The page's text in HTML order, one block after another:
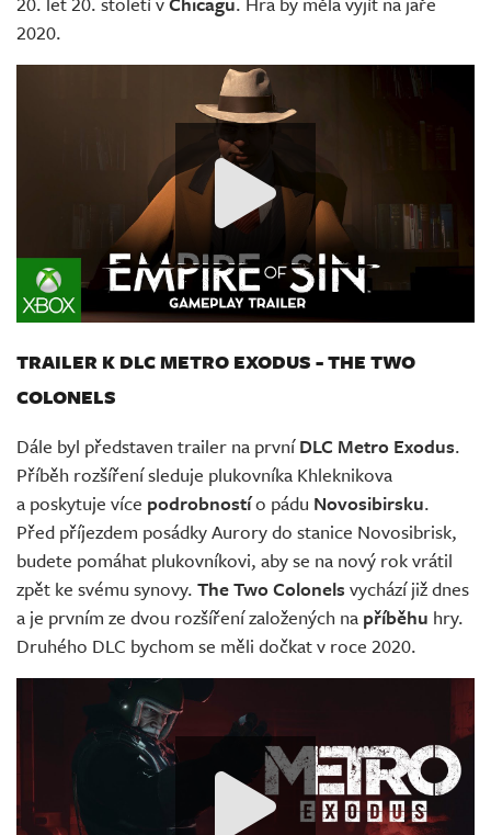
2020.
TRAILER K DLC METRO EXODUS - THE TWO
COLONELS
Dále byl představen trailer na prvníDLC Metro Exodus.
Příběh rozšíření sleduje plukovníka Khleknikova
a poskytuje více podrobnostío pádu Novosibirsku.
Před příjezdem posádky Aurory do stanice Novosibrisk,
budete pomáhat plukovníkovi, aby se na nový rok vrátil
zpět ke svému synovy. The Two Colonels vychází již dnes
a je prvním ze dvou rozšíření založených na příběhu hry.
Druhého DLC bychom se měli dočkat v roce 2020.